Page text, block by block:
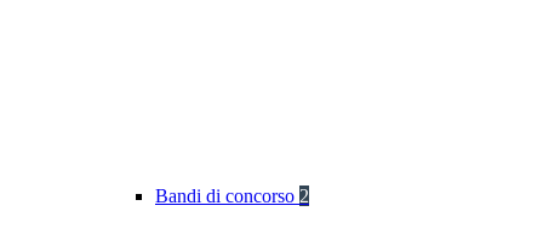
Bandi di concorso 2